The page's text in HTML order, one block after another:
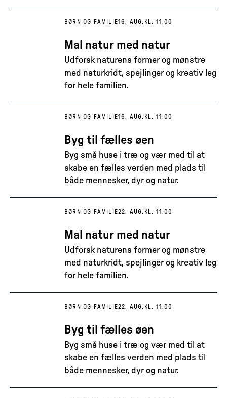
BØRN OG FAMILIE16. AUG. KL. 11.00
Mal natur med natur
Udforsk naturens former og mønstre
med naturkridt, spejlinger og kreativ leg
for hele familien.
BØRN OG FAMILIE16. AUG. KL. 11.00
Byg til fælles øen
Byg små huse i træ og vær med til at
skabe en fælles verden med plads til
både mennesker, dyr og natur.
BØRN OG FAMILIE22. AUG. KL. 11.00
Mal natur med natur
Udforsk naturens former og mønstre
med naturkridt, spejlinger og kreativ leg
for hele familien.
BØRN OG FAMILIE22. AUG. KL. 11.00
Byg til fælles øen
Byg små huse i træ og vær med til at
skabe en fælles verden med plads til
både mennesker, dyr og natur.